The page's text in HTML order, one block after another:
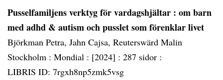
Pusselfamiljens verktyg för vardagshjältar : om barn
med adhd & autism och pusslet som förenklar livet
Björkman Petra, Jahn Cajsa, Reuterswärd Malin
Stockholm : Mondial : [2024] : 287 sidor :
LIBRIS ID: 7rgxh8np5zmk5vsg